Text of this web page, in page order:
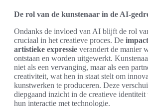
De rol van de kunstenaar in de AI-
Ondanks de invloed van AI blijft de rol
cruciaal in het creatieve proces. De
artistieke expressie verandert de manier
ontstaan en worden uitgewerkt.
niet als een vervanging, maar als een
creativiteit, wat hen in staat stelt om
kunstwerken te produceren. Deze
diepgaand inzicht in de creatieve identiteit
hun interactie met technologie.